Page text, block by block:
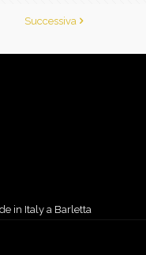
Successiva
in Italy a Barletta